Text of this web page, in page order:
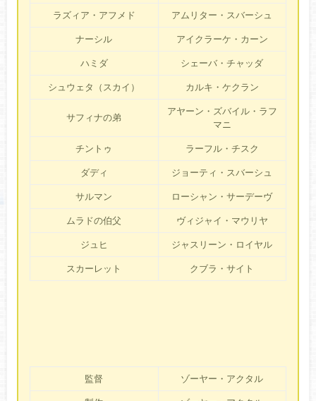
ラズィア・アフメド アムリター・スバーシュ
ナーシル アイクラーケ・カーン
ハミダ シェーバ・チャッダ
シュウェタ（スカイ） カルキ・ケクラン
サフィナの弟
アヤーン・ズバイル・ラフ
マニ
チントゥ ラーフル・チスク
ダディ ジョーティ・スバーシュ
サルマン ローシャン・サーデーヴ
ムラドの伯父 ヴィジャイ・マウリヤ
ジュヒ ジャスリーン・ロイヤル
スカーレット クブラ・サイト
監督 ゾーヤー・アクタル